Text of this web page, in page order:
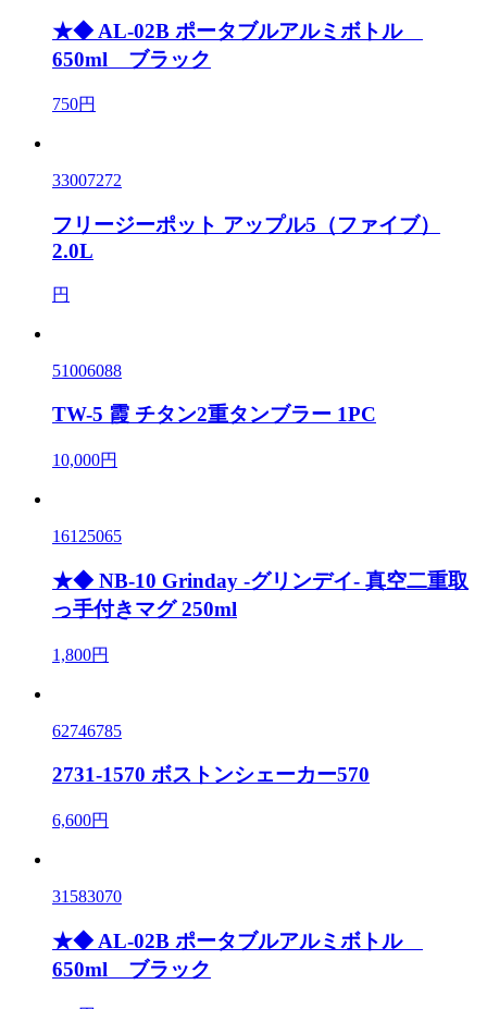
★◆ AL-02B ポータブルアルミボトル
650ml ブラック
750円
33007272
フリージーポット アップル5（ファイブ）
2.0L
円
51006088
TW-5 霞 チタン2重タンブラー 1PC
10,000円
16125065
★◆ NB-10 Grinday -グリンデイ- 真空二重取
っ手付きマグ 250ml
1,800円
62746785
2731-1570 ボストンシェーカー570
6,600円
31583070
★◆ AL-02B ポータブルアルミボトル
650ml ブラック